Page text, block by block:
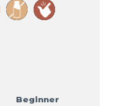
Beginner